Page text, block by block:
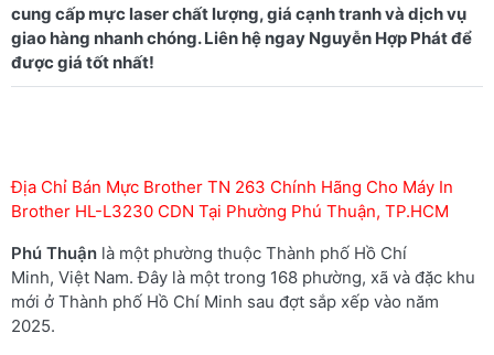
cung cấp mực laser chất lượng, giá cạnh tranh và dịch vụ
giao hàng nhanh chóng. Liên hệ ngay Nguyễn Hợp Phát để
Địa Chỉ Bán Mực Brother TN 263 Chính Hãng Cho Máy In
Brother HL-L3230 CDN Tại Phường Phú Thuận, TP.HCM
Phú Thuận là một phường thuộc Thành phố Hồ Chí
Minh, Việt Nam. Đây là một trong 168 phường, xã và đặc khu
mới ở Thành phố Hồ Chí Minh sau đợt sắp xếp vào năm
2025.